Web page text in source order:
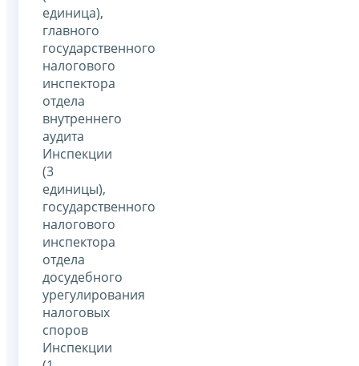
единица),
главного
государственного
налогового
инспектора
отдела
внутреннего
аудита
Инспекции
(3
единицы),
государственного
налогового
инспектора
отдела
досудебного
урегулирования
налоговых
споров
Инспекции